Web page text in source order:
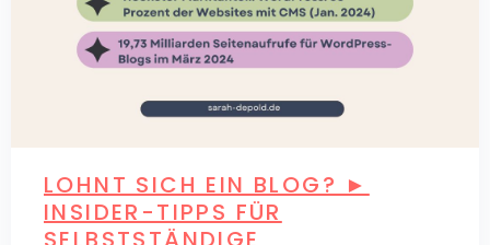
LOHNT SICH EIN BLOG? ►
INSIDER-TIPPS FÜR